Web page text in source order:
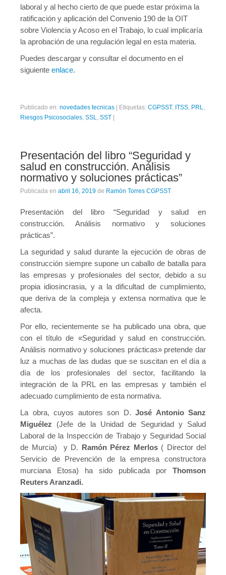
Prevencionistas
Prevencionistas SST
Novedades
Novedades del consejo
Novedades legislativas
Formación
Acciones Formativas CGPSST
Ofertas
Mándanos tu CV
Asociaciones
Protección Datos
Politica de Privacidad y Protección de Datos
Política de cookies
Contacto
laboral y al hecho cierto de que puede estar próxima la
ratificación y aplicación del Convenio 190 de la OIT
sobre Violencia y Acoso en el Trabajo, lo cual implicaría
la aprobación de una regulación legal en esta materia.
Puedes descargar y consultar el documento en el
siguiente enlace.
Publicado en: novedades tecnicas | Etiquetas: CGPSST, ITSS PRL
Riesgos Psicosociales SSL SST |
Presentación del libro “Seguridad y
salud en construcción. Análisis
normativo y soluciones prácticas”
Publicada en abril 16, 2019 de Ramón Torres CGPSST
Presentación del libro “Seguridad y salud en
construcción. Análisis normativo y soluciones
prácticas”.
La seguridad y salud durante la ejecución de obras de
construcción siempre supone un caballo de batalla para
las empresas y profesionales del sector, debido a su
propia idiosincrasia, y a la dificultad de cumplimiento,
que deriva de la compleja y extensa normativa que le
afecta.
Por ello, recientemente se ha publicado una obra, que
con el título de «Seguridad y salud en construcción.
Análisis normativo y soluciones prácticas» pretende dar
luz a muchas de las dudas que se suscitan en el día a
día de los profesionales del sector, facilitando la
integración de la PRL en las empresas y también el
adecuado cumplimiento de esta normativa.
La obra, cuyos autores son D. José Antonio Sanz
Miguélez (Jefe de la Unidad de Seguridad y Salud
Laboral de la Inspección de Trabajo y Seguridad Social
de Murcia) y D. Ramón Pérez Merlos( Director del
Servicio de Prevención de la empresa constructora
murciana Etosa) ha sido publicada por Thomson
Reuters Aranzadi.